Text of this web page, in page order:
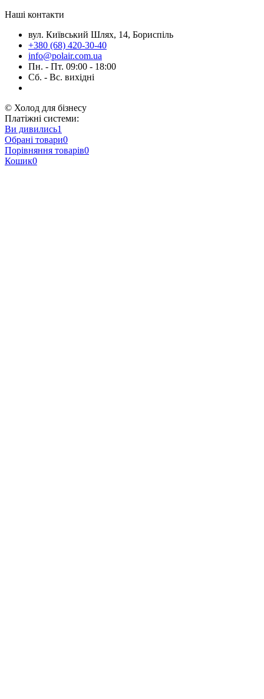
Наші контакти
вул. Київський Шлях, 14, Бориспіль
+380 (68) 420-30-40
info@polair.com.ua
Пн. - Пт. 09:00 - 18:00
Сб. - Вс. вихідні
© Холод для бізнесу
Платіжні системи:
Ви дивились1
Обрані товари0
Порівняння товарів0
Кошик0